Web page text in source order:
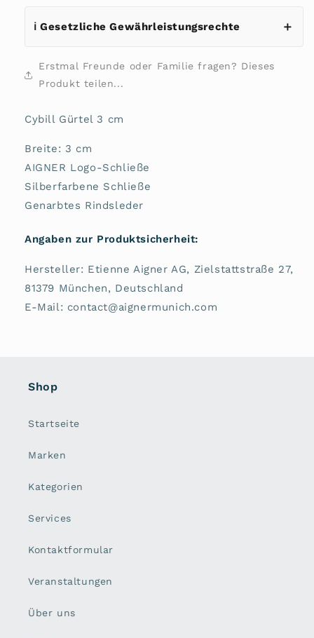
ℹ️ Gesetzliche Gewährleistungsrechte
Erstmal Freunde oder Familie fragen? Dieses
Produkt teilen...
Cybill Gürtel 3 cm
Breite: 3 cm
AIGNER Logo-Schließe
Silberfarbene Schließe
Genarbtes Rindsleder
Angaben zur Produktsicherheit:
Hersteller: Etienne Aigner AG, Zielstattstraße 27,
81379 München, Deutschland
E-Mail: contact@aignermunich.com
Shop
Startseite
Marken
Kategorien
Services
Kontaktformular
Veranstaltungen
Über uns